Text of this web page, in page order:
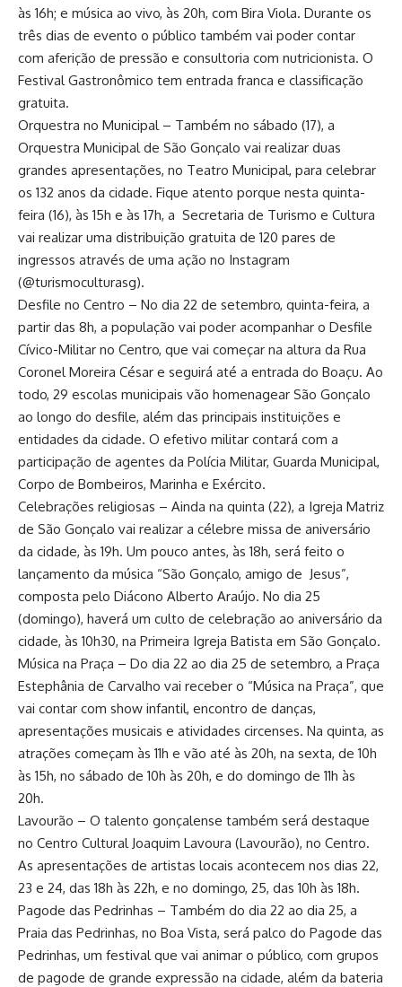
às 16h; e música ao vivo, às 20h, com Bira Viola. Durante os
três dias de evento o público também vai poder contar
com aferição de pressão e consultoria com nutricionista. O
Festival Gastronômico tem entrada franca e classificação
gratuita.
Orquestra no Municipal – Também no sábado (17), a
Orquestra Municipal de São Gonçalo vai realizar duas
grandes apresentações, no Teatro Municipal, para celebrar
os 132 anos da cidade. Fique atento porque nesta quinta-
feira (16), às 15h e às 17h, a Secretaria de Turismo e Cultura
vai realizar uma distribuição gratuita de 120 pares de
ingressos através de uma ação no Instagram
(@turismoculturasg).
Desfile no Centro – No dia 22 de setembro, quinta-feira, a
partir das 8h, a população vai poder acompanhar o Desfile
Cívico-Militar no Centro, que vai começar na altura da Rua
Coronel Moreira César e seguirá até a entrada do Boaçu. Ao
todo, 29 escolas municipais vão homenagear São Gonçalo
ao longo do desfile, além das principais instituições e
entidades da cidade. O efetivo militar contará com a
participação de agentes da Polícia Militar, Guarda Municipal,
Corpo de Bombeiros, Marinha e Exército.
Celebrações religiosas – Ainda na quinta (22), a Igreja Matriz
de São Gonçalo vai realizar a célebre missa de aniversário
da cidade, às 19h. Um pouco antes, às 18h, será feito o
lançamento da música “São Gonçalo, amigo de Jesus”,
composta pelo Diácono Alberto Araújo. No dia 25
(domingo), haverá um culto de celebração ao aniversário da
cidade, às 10h30, na Primeira Igreja Batista em São Gonçalo.
Música na Praça – Do dia 22 ao dia 25 de setembro, a Praça
Estephânia de Carvalho vai receber o “Música na Praça”, que
vai contar com show infantil, encontro de danças,
apresentações musicais e atividades circenses. Na quinta, as
atrações começam às 11h e vão até às 20h, na sexta, de 10h
às 15h, no sábado de 10h às 20h, e do domingo de 11h às
20h.
Lavourão – O talento gonçalense também será destaque
no Centro Cultural Joaquim Lavoura (Lavourão), no Centro.
As apresentações de artistas locais acontecem nos dias 22,
23 e 24, das 18h às 22h, e no domingo, 25, das 10h às 18h.
Pagode das Pedrinhas – Também do dia 22 ao dia 25, a
Praia das Pedrinhas, no Boa Vista, será palco do Pagode das
Pedrinhas, um festival que vai animar o público, com grupos
de pagode de grande expressão na cidade, além da bateria